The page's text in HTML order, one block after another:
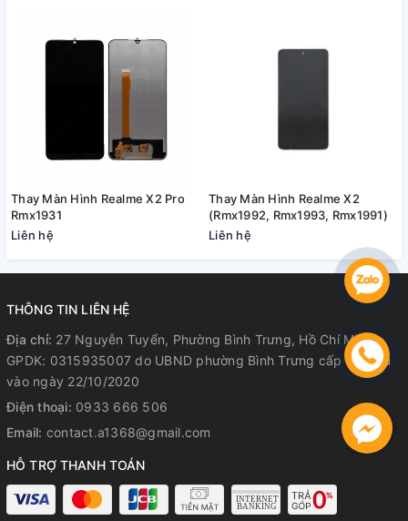
Thay Màn Hình Realme X2 Pro
Rmx1931
Liên hệ
Thay Màn Hình Realme X2
(Rmx1992, Rmx1993, Rmx1991)
Liên hệ
THÔNG TIN LIÊN HỆ
Địa chỉ: 27 Nguyễn Tuyển, Phường Bình Trưng, Hồ Chí Minh
GPDK: 0315935007 do UBND phường Bình Trưng cấp lần đầu
vào ngày 22/10/2020
Điện thoại: 0933 666 506
Email: contact.a1368@gmail.com
HỖ TRỢ THANH TOÁN